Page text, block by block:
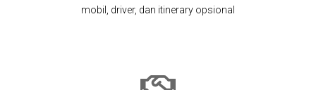
mobil, driver, dan itinerary opsional